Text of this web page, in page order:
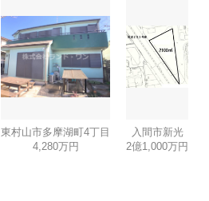
東村山市多摩湖町4丁目
4,280万円
入間市新光
2億1,000万円